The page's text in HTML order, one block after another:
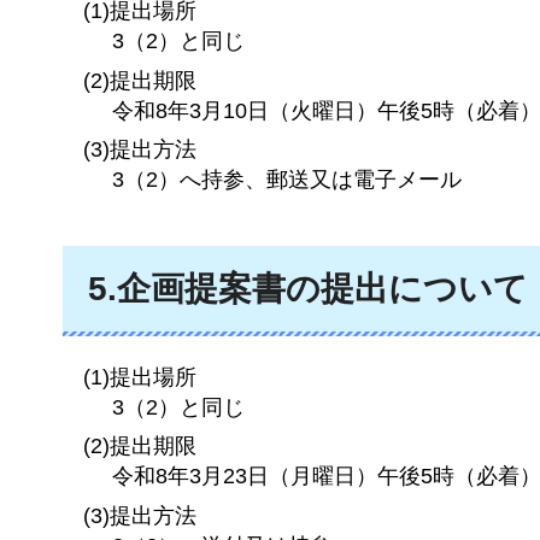
(1)提出場所
3（2）と同じ
(2)提出期限
令和8年3月10日（火曜日）午後5時（必着
(3)提出方法
3（2）へ持参、郵送又は電子メール
5.企画提案書の提出について
(1)提出場所
3（2）と同じ
(2)提出期限
令和8年3月23日（月曜日）午後5時（必着
(3)提出方法